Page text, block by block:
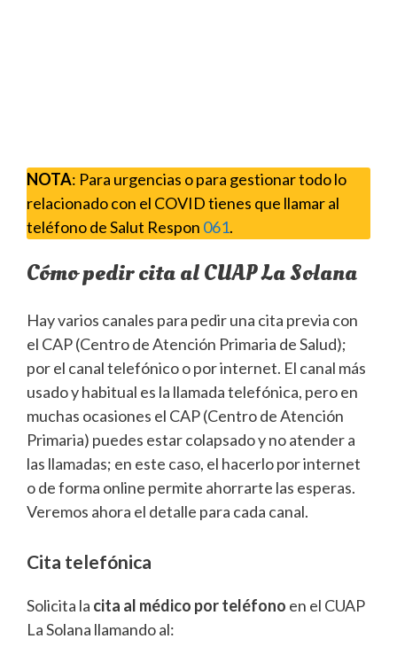
NOTA: Para urgencias o para gestionar todo lo
relacionado con el COVID tienes que llamar al
teléfono de Salut Respon 061.
Cómo pedir cita al CUAP La Solana
Hay varios canales para pedir una cita previa con
el CAP (Centro de Atención Primaria de Salud);
por el canal telefónico o por internet. El canal más
usado y habitual es la llamada telefónica, pero en
muchas ocasiones el CAP (Centro de Atención
Primaria) puedes estar colapsado y no atender a
las llamadas; en este caso, el hacerlo por internet
o de forma online permite ahorrarte las esperas.
Veremos ahora el detalle para cada canal.
Cita telefónica
Solicita la cita al médico por teléfono en el CUAP
La Solana llamando al: